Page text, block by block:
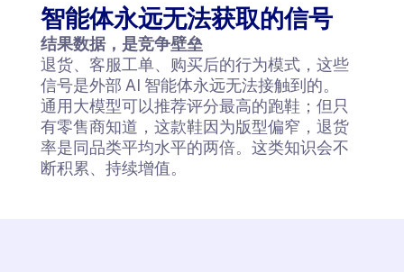
智能体永远无法获取的信号
结果数据，是竞争壁垒
退货、客服工单、购买后的行为模式，这些
信号是外部 AI 智能体永远无法接触到的。
通用大模型可以推荐评分最高的跑鞋；但只
有零售商知道，这款鞋因为版型偏窄，退货
率是同品类平均水平的两倍。这类知识会不
断积累、持续增值。